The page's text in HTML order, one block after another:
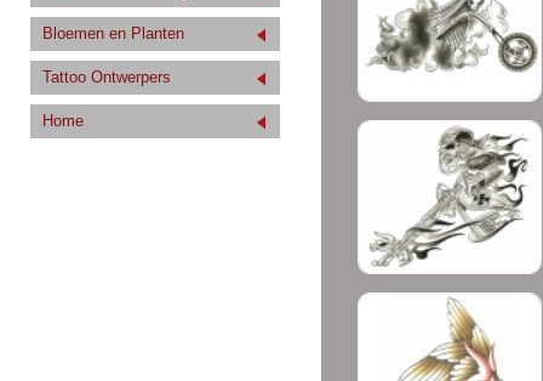
Bloemen en Planten
Tattoo Ontwerpers
Home